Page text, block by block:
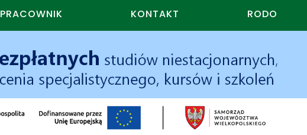
PRACOWNIK KONTAKT RODO